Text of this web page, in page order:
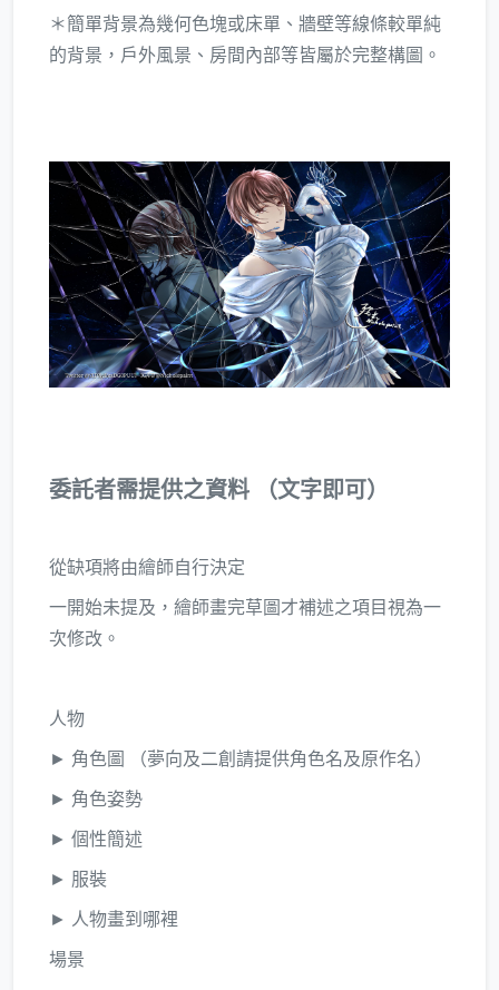
＊簡單背景為幾何色塊或床單、牆壁等線條較單純
的背景，戶外風景、房間內部等皆屬於完整構圖。
委託者需提供之資料 （文字即可）
從缺項將由繪師自行決定
一開始未提及，繪師畫完草圖才補述之項目視為一
次修改。
人物
► 角色圖 （夢向及二創請提供角色名及原作名）
► 角色姿勢
► 個性簡述
► 服裝
► 人物畫到哪裡
場景